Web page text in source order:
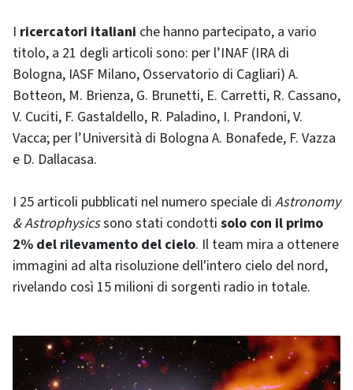
I ricercatori italiani che hanno partecipato, a vario
titolo, a 21 degli articoli sono: per l’INAF (IRA di
Bologna, IASF Milano, Osservatorio di Cagliari) A.
Botteon, M. Brienza, G. Brunetti, E. Carretti, R. Cassano,
V. Cuciti, F. Gastaldello, R. Paladino, I. Prandoni, V.
Vacca; per l’Università di Bologna A. Bonafede, F. Vazza
e D. Dallacasa.
I 25 articoli pubblicati nel numero speciale di Astronomy
& Astrophysicssono stati condotti solo con il primo
2% del rilevamento del cielo. Il team mira a ottenere
immagini ad alta risoluzione dell'intero cielo del nord,
rivelando così 15 milioni di sorgenti radio in totale.